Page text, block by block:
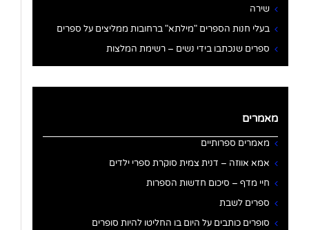
שירה
בעלי חנות הספרים "מילתא" ברחובות ממליצים על ספרים
ספרים שנכתבו בידי נשים – רשימת המלצות
מאמרים
מאמרים ספרותיים
אמא אווזה – דנית צמית סוקרת ספרי ילדים
חיי מדף – סיכום חדשות הספרות
ספרים לשבת
סופרים כותבים על היום בו החליטו להיות סופרים